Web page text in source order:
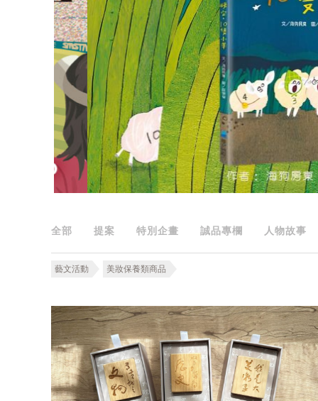
全部 提案 特別企畫 誠品專欄 人物故事
藝文活動 美妝保養類商品